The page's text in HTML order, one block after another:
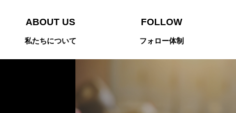
ABOUT US
私たちについて
FOLLOW
フォロー体制